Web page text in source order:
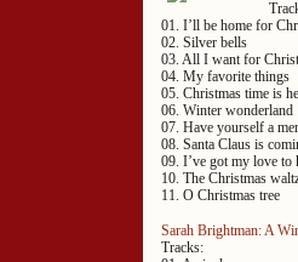
01. I’ll be home for
02. Silver bells
03. All I want for
04. My favorite things
05. Christmas time is
06. Winter wonderland
07. Have yourself a
08. Santa Claus is
09. I’ve got my love to
10. The Christmas
11. O Christmas tree
Sarah Brightman: A
Tracks: